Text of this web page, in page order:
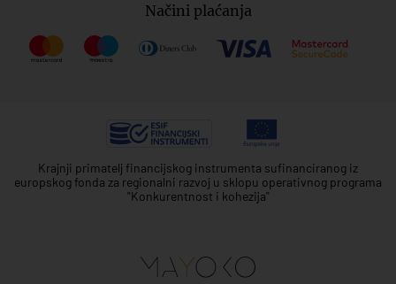
Načini plaćanja
Krajnji primatelj financijskog instrumenta sufinanciranog iz
europskog fonda za regionalni razvoj u sklopu operativnog programa
"Konkurentnost i kohezija"